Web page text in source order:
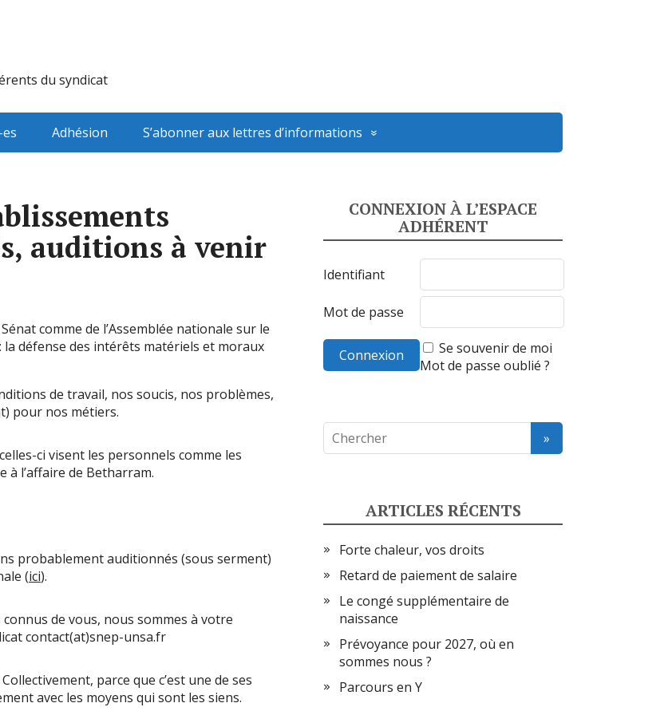
du syndicat
Adhésion S’abonner aux lettres d’informations
auditions à venir
comme de l’Assemblée nationale sur le
défense des intérêts matériels et moraux
de travail, nos soucis, nos problèmes,
pour nos métiers.
ci visent les personnels comme les
à l’affaire de Betharram.
probablement auditionnés (sous serment)
(ici).
de vous, nous sommes à votre
contact(at)snep-unsa.fr
parce que c’est une de ses
avec les moyens qui sont les siens.
CONNEXION À L’ESPACE
ADHÉRENT
Identifiant
Mot de passe
Se souvenir de moi
Mot de passe oublié ?
ARTICLES RÉCENTS
Forte chaleur, vos droits
Retard de paiement de salaire
Le congé supplémentaire de
naissance
Prévoyance pour 2027, où en
sommes nous ?
Parcours en Y